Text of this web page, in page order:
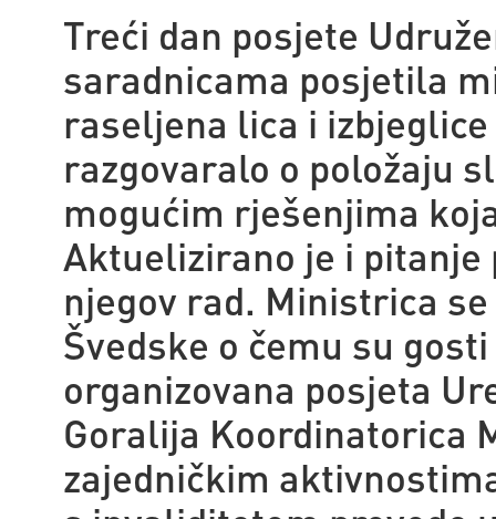
Treći dan posjete
saradnicama posjetila
raseljena lica i
razgovaralo o položaju
mogućim rješenjima
Aktuelizirano je i
njegov rad. Ministrica
Švedske o čemu su
organizovana posjeta
Goralija Koordinatorica
zajedničkim